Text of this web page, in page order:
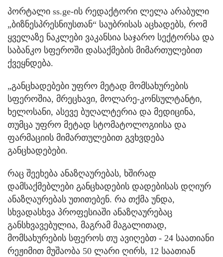
პორტალი ss.ge-ის რედაქტორი ლელა არაბული
„ბიზნესპრესნიუსთან“ საუბრისას აცხადებს, რომ
ყველაზე ნაკლები ვაკანსია საჯარო სექტორსა და
საბანკო სფეროში დასაქმების მიმართულებით
ქვეყნდება.
„განცხადებები უფრო მეტად მომსახურების
სფეროშია, მრეცხავი, მოლარე-კონსულტანტი,
ხელოსანი, ასევე ბუღალტერია და მედიცინა,
თუმცა უფრო მეტად სტომატოლოგიისა და
ფარმაციის მიმართულებით გვხვდება
განცხადებები.
რაც შეეხება ანაზღაურებას, ხშირად
დამსაქმებლები განცხადების დადებისას დღიურ
ანაზღაურებას უთითებენ. რა თქმა უნდა,
სხვადასხვა პროფესიაში ანაზღაურებაც
განსხვავებულია, მაგრამ მაგალითად,
მომსახურების სფეროს თუ ავიღებთ - 24 საათიანი
რეჟიმით მუშაობა 50 ლარი ღირს, 12 საათიან